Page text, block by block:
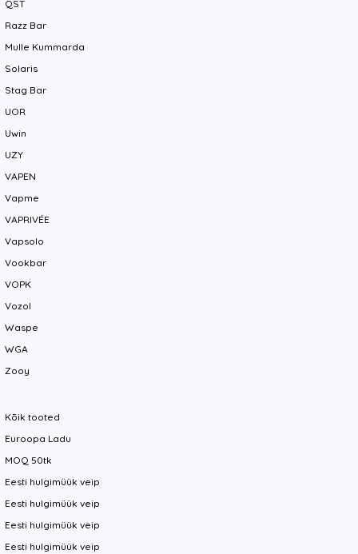
QST
Razz Bar
Mulle Kummarda
Solaris
Stag Bar
UOR
Uwin
UZY
VAPEN
Vapme
VAPRIVÉE
Vapsolo
Vookbar
VOPK
Vozol
Waspe
WGA
Zooy
Kõik tooted
Euroopa Ladu
MOQ 50tk
Eesti hulgimüük veip
Eesti hulgimüük veip
Eesti hulgimüük veip
Eesti hulgimüük veip